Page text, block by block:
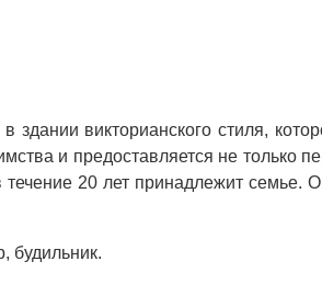
викторианского стиля,
и предоставляется не только
20 лет принадлежит семье.
будильник.